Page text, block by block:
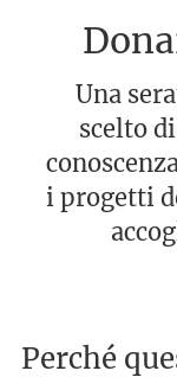
Una
scelto
i progetti
Perché